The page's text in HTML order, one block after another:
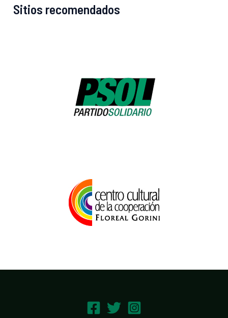
Sitios recomendados